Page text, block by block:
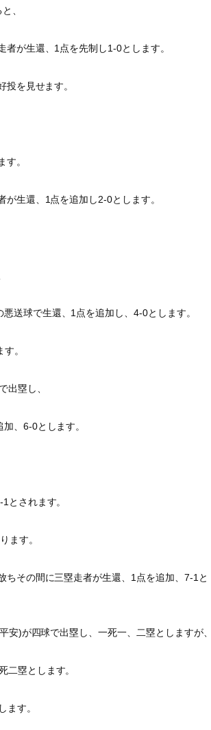
、
者が生還、1点を先制し1-0とします。
を見せます。
。
が生還、1点を追加し2-0とします。
悪送球で生還、1点を追加し、4-0とします。
。
出塁し、
、6-0とします。
1とされます。
ます。
ちその間に三塁走者が生還、1点を追加、7-1と
安)が四球で出塁し、一死一、二塁としますが、
二塁とします。
ます。